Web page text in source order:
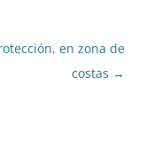
en zona de
costas →